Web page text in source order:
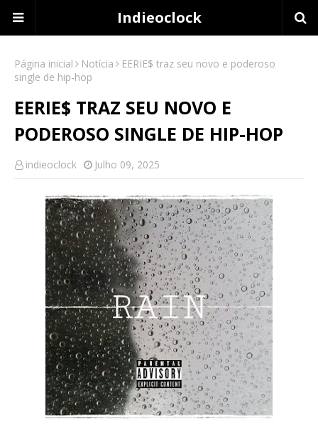
Indieoclock
Página inicial Notícia
EERIE$ traz seu novo e poderoso
single de hip-hop
EERIE$ TRAZ SEU NOVO E
PODEROSO SINGLE DE HIP-HOP
indieoclock Julho 09, 2025